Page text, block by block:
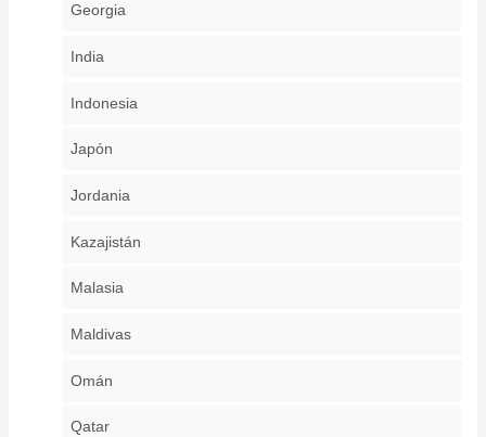
Georgia
India
Indonesia
Japón
Jordania
Kazajistán
Malasia
Maldivas
Omán
Qatar